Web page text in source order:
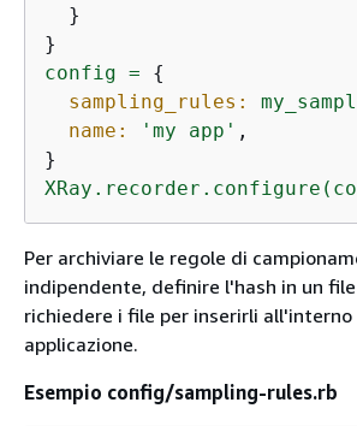
  }
config =
{
sampling_rules:
name:
'my app' ,
Per archiviare le regole di
indipendente, definire l'hash in un
richiedere i file per inserirli all'interno
applicazione.
Esempio config/sampling-rules.rb